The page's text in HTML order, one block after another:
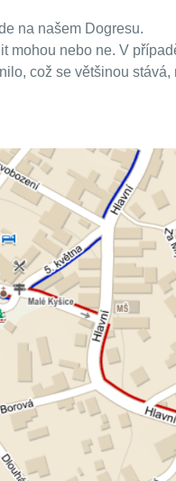
na našem Dogresu.
mohou nebo ne. V
což se většinou